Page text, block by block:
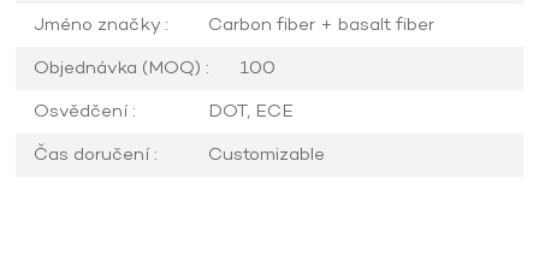
Jméno značky :
Carbon fiber + basalt fiber
Objednávka (MOQ) :
100
Osvědčení :
DOT, ECE
Čas doručení :
Customizable